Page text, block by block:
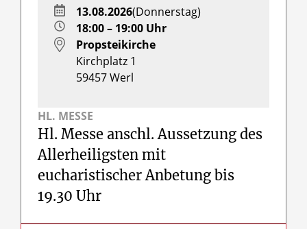
HL. MESSE
Hl. Messe anschl. Aussetzung des
Allerheiligsten mit
eucharistischer Anbetung bis
19.30 Uhr
13.08.2026(Donnerstag)
18:00 – 19:00 Uhr
Propsteikirche
Kirchplatz 1
59457Werl